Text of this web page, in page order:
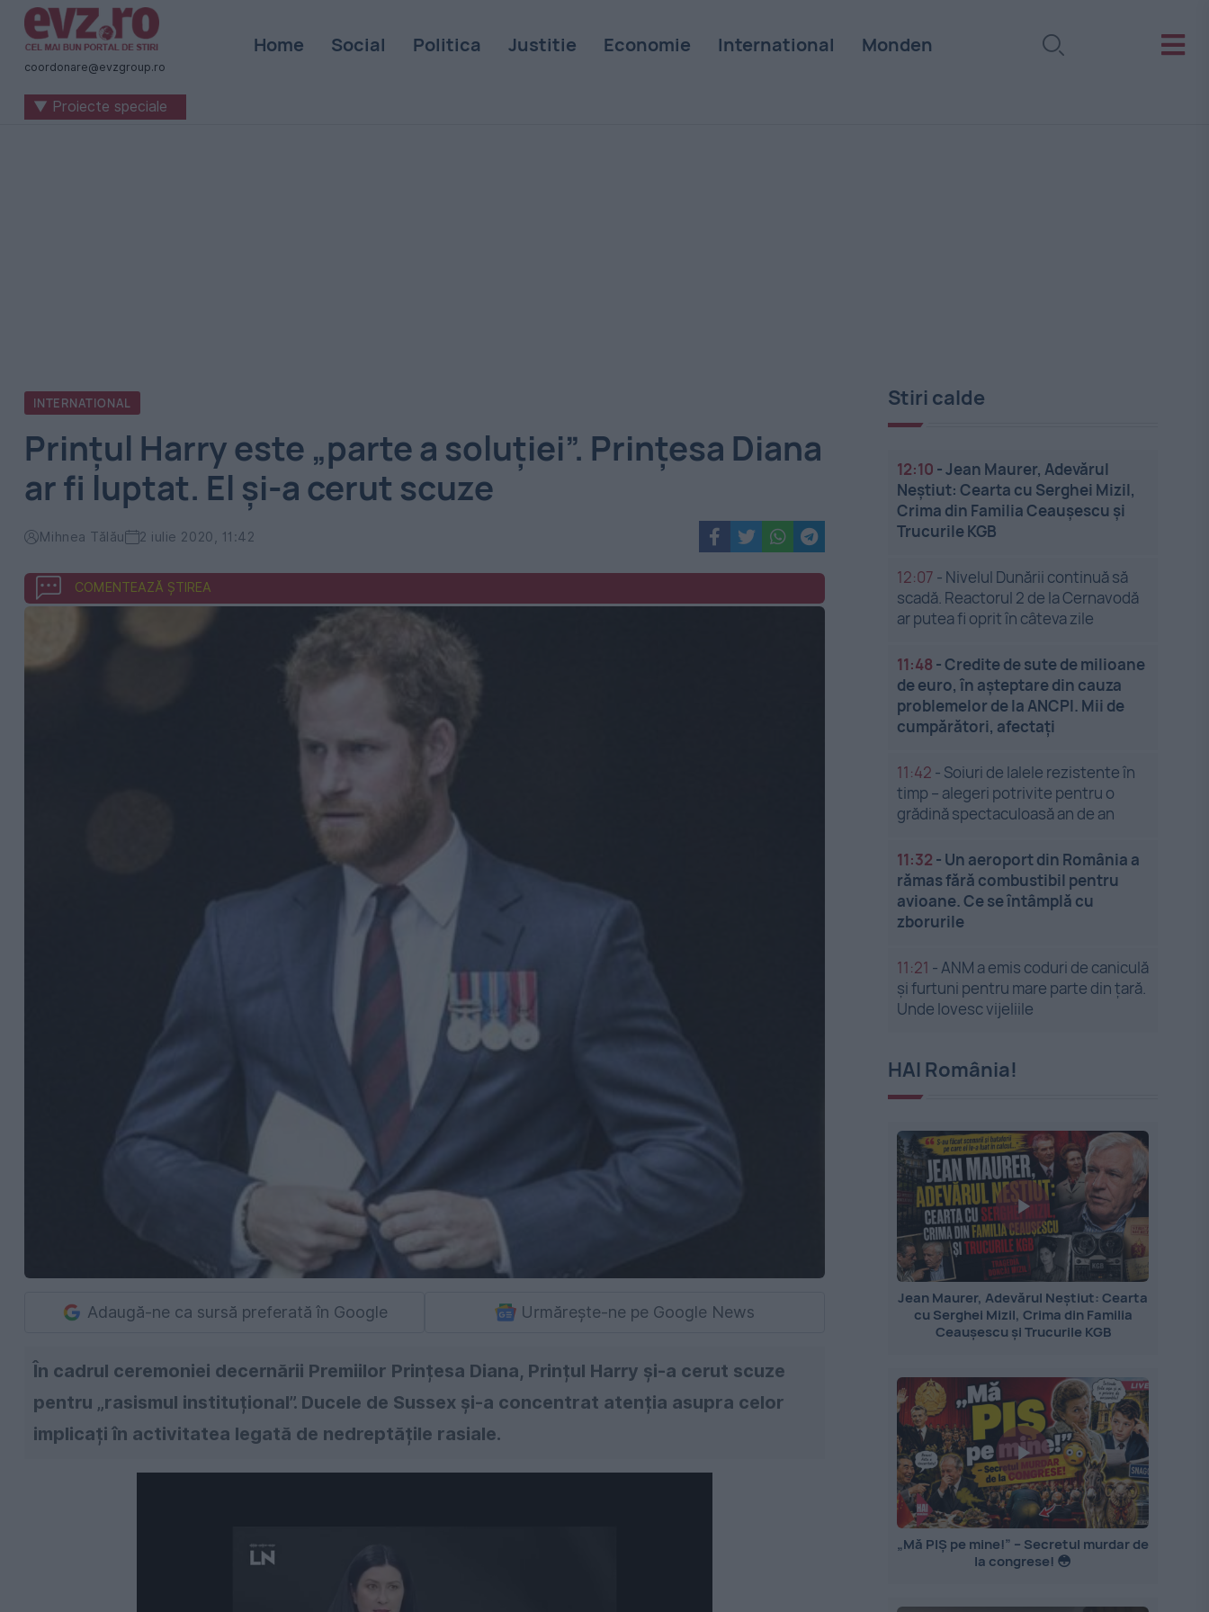
Știri
naționale
internaționale
coordonare@evzgroup.ro
Home Social Politica Justitie Economie International Monden
▼ Proiecte speciale
INTERNATIONAL
Prințul Harry este „parte a soluției”. Prințesa Diana
ar fi luptat. El și-a cerut scuze
Mihnea Tălău 2 iulie 2020, 11:42
COMENTEAZĂ ȘTIREA
Adaugă-ne ca sursă preferată în Google Urmărește-ne pe Google News
În cadrul ceremoniei decernării Premiilor Prințesa Diana, Prințul Harry și-a cerut scuze
pentru „rasismul instituțional”. Ducele de Sussex și-a concentrat atenția asupra celor
implicați în activitatea legată de nedreptățile rasiale.
Stiri calde
12:10 -Jean Maurer, Adevărul
Neștiut: Cearta cu Serghei Mizil,
Crima din Familia Ceaușescu și
Trucurile KGB
12:07 - Nivelul Dunării continuă să
scadă. Reactorul 2 de la Cernavodă
ar putea fi oprit în câteva zile
11:48 -Credite de sute de milioane
de euro, în așteptare din cauza
problemelor de la ANCPI. Mii de
cumpărători, afectați
11:42 - Soiuri de lalele rezistente în
timp – alegeri potrivite pentru o
grădină spectaculoasă an de an
11:32 - Un aeroport din România a
rămas fără combustibil pentru
avioane. Ce se întâmplă cu
zborurile
11:21 -ANM a emis coduri de caniculă
și furtuni pentru mare parte din țară.
Unde lovesc vijeliile
HAI România!
Jean Maurer, Adevărul Neștiut: Cearta
cu Serghei Mizil, Crima din Familia
Ceaușescu și Trucurile KGB
„Mă PIȘ pe mine!” – Secretul murdar de
la congrese! 😳